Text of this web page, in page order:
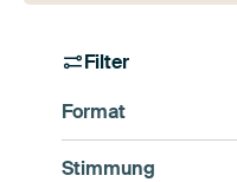
Filter
Format
Stimmung